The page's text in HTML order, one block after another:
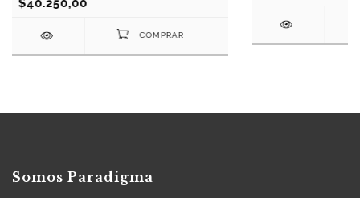
$40.250,00
Somos Paradigma